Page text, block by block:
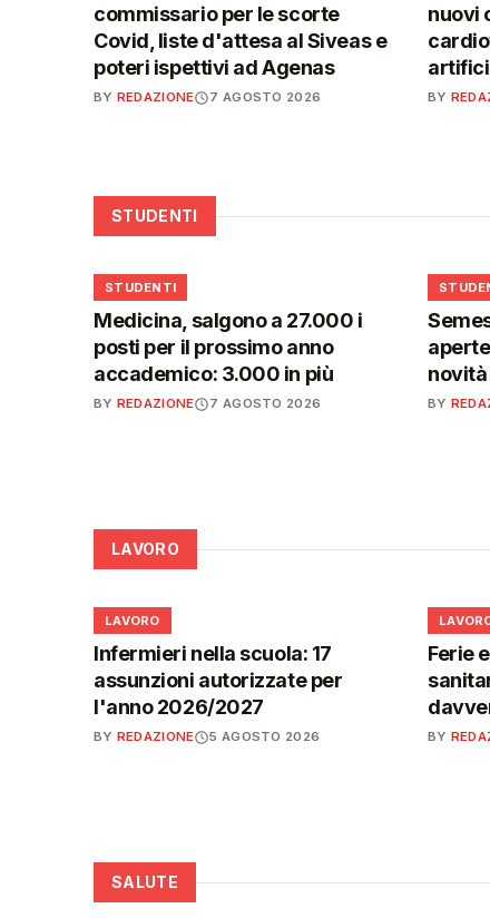
commissario per le scorte
Covid, liste d'attesa al Siveas e
poteri ispettivi ad Agenas
BY REDAZIONE 7 AGOSTO 2026
nuovi
BY
STUDENTI
🎓
STUDENTI
Medicina, salgono a 27.000 i
posti per il prossimo anno
accademico: 3.000 in più
BY REDAZIONE 7 AGOSTO 2026 BY
LAVORO
💼
LAVORO
Infermieri nella scuola: 17
assunzioni autorizzate per
l'anno 2026/2027
BY REDAZIONE 5 AGOSTO 2026
💼
Ferie
BY
SALUTE